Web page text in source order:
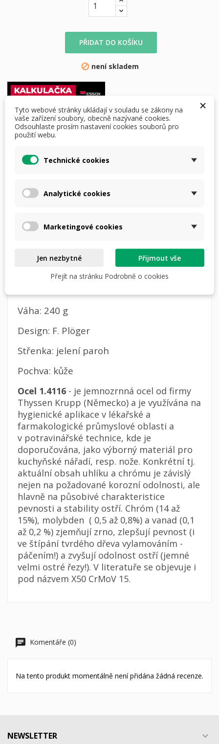
PŘIDAT DO KOŠÍKU
 není skladem
nebo4 × 1847,- Kčs
POPIS
Délka čepele: 93 mm
Ocel / tvrdost: 1.4116 / 55-57 HRC
Váha: 240 g
Design: F. Plöger
Střenka: jelení paroh
Pochva: kůže
Ocel 1.4116 - je jemnozrnná ocel od firmy
Thyssen Krupp (Německo) a je využívána na
hygienické aplikace v lékařské a
farmakologické průmyslové oblasti a
v potravinářské technice, kde je
doporučována, jako výborný materiál pro
kuchyňské nářadí, resp. nože. Konkrétní tj.
aktuální obsah uhlíku a chrómu je závislý
nejen na požadované korozní odolnosti, ale
hlavně na působivé charakteristice
pevnosti a stability ostří. Chróm (14 až
15%), molybden ( 0,5 až 0,8%) a vanad (0,1
až 0,2 %) zjemňují zrno, zlepšují pevnost (i
ve štípání tvrdého dřeva vylamováním -
páčením!) a zvyšují odolnost ostří (jemné
velmi ostré řezy!). V literatuře se objevuje i
pod názvem X50 CrMoV 15.
Komentáře (0)
Na tento produkt momentálně není přidána žádná recenze.
NEWSLETTER 
×
Tyto webové stránky ukládají v souladu se zákony na
vaše zařízení soubory, obecně nazývané cookies.
Odsouhlaste prosím nastavení cookies souborů pro
použití webu.
Technické cookies
Analytické cookies
Marketingové cookies
Jen nezbytné
Přijmout vše
Přejít na stránku Podrobně o cookies